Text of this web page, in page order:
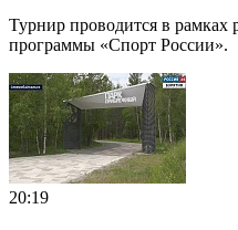
Турнир проводится в рамках
программы «Спорт России».
20:19